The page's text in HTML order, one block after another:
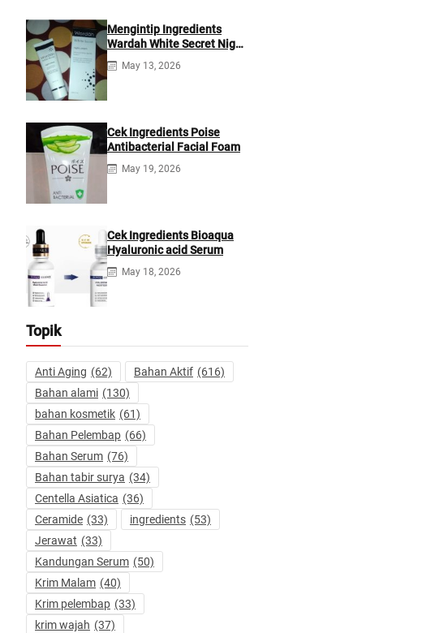
Mengintip Ingredients
Wardah White Secret Night
Cream
May 13, 2026
Cek Ingredients Poise
Antibacterial Facial Foam
May 19, 2026
Cek Ingredients Bioaqua
Hyaluronic acid Serum
May 18, 2026
Topik
Anti Aging (62) Bahan Aktif (616)
Bahan alami (130)
bahan kosmetik (61)
Bahan Pelembap (66)
Bahan Serum (76)
Bahan tabir surya (34)
Centella Asiatica (36)
Ceramide (33) ingredients (53)
Jerawat (33)
Kandungan Serum (50)
Krim Malam (40)
Krim pelembap (33)
krim wajah (37)